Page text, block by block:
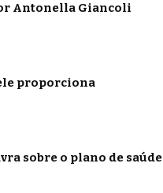
Antonella Giancoli
proporciona
sobre o plano de saúde